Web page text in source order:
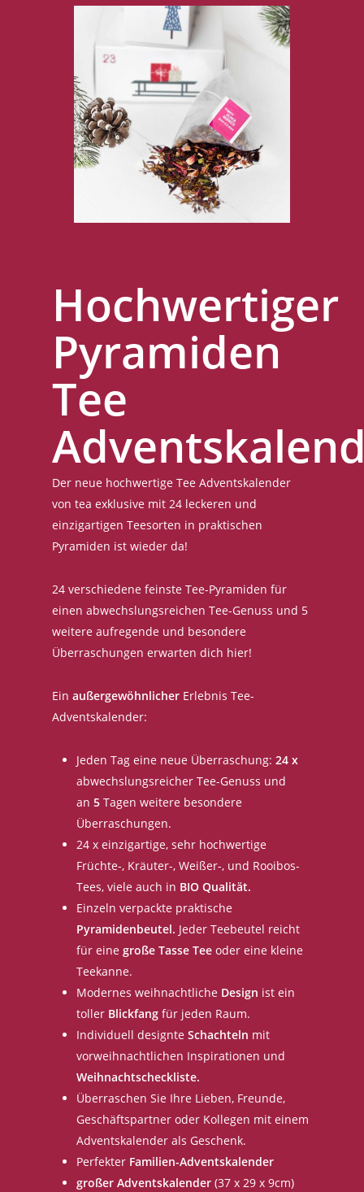
Hochwertiger
Pyramiden
Tee
Der neue hochwertige Tee Adventskalender
von tea exklusive mit 24 leckeren und
einzigartigen Teesorten in praktischen
Pyramiden ist wieder da!
24 verschiedene feinste Tee-Pyramiden für
einen abwechslungsreichen Tee-Genuss und 5
weitere aufregende und besondere
Überraschungen erwarten dich hier!
Einaußergewöhnlicher Erlebnis Tee-
Adventskalender:
Jeden Tag eine neue Überraschung:24 x
abwechslungsreicher Tee-Genuss und
an5 Tagen weitere besondere
Überraschungen.
24 x einzigartige, sehr hochwertige
Früchte-, Kräuter-, Weißer-, und Rooibos-
Tees, viele auch in BIO Qualität.
Einzeln verpackte praktische
Pyramidenbeutel. Jeder Teebeutel reicht
für einegroße Tasse Tee oder eine kleine
Teekanne.
Modernes weihnachtliche Design ist ein
toller Blickfang für jeden Raum.
Individuell designteSchachteln mit
vorweihnachtlichen Inspirationen und
Weihnachtscheckliste.
Überraschen Sie Ihre Lieben, Freunde,
Geschäftspartner oder Kollegen mit einem
Adventskalender als Geschenk.
Perfekter Familien-Adventskalender
großer Adventskalender (37 x 29 x 9cm)